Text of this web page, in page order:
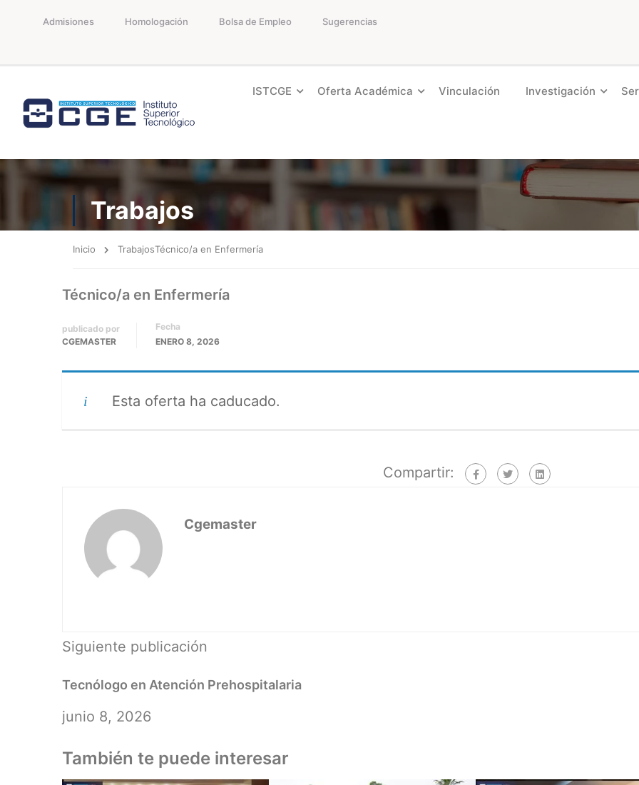
Admisiones Homologación Bolsa de Empleo Sugerencias
ISTCGE Oferta Académica Vinculación Investigación
Trabajos
Inicio TrabajosTécnico/a en Enfermería
Técnico/a en Enfermería
publicado por
CGEMASTER
Fecha
ENERO 8, 2026
Esta oferta ha caducado.
Compartir:
Cgemaster
Siguiente publicación
Tecnólogo en Atención Prehospitalaria
junio 8, 2026
También te puede interesar